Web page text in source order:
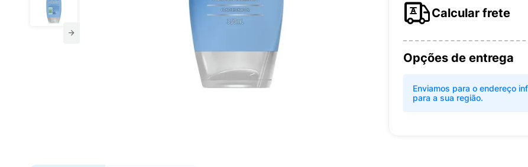
Calcular frete
Opções de entrega
Enviamos para o endereço
para a sua região.